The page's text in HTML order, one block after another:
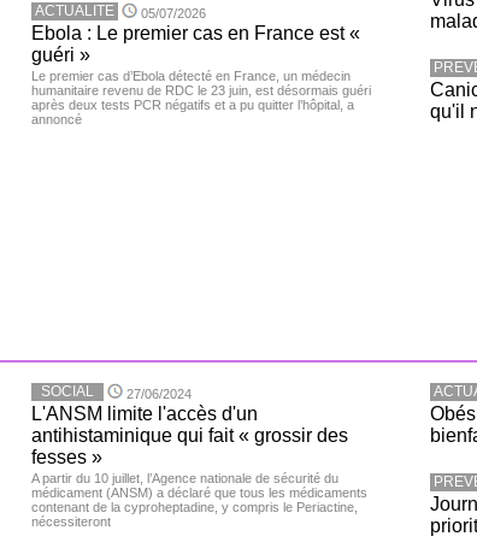
ACTUALITE 05/07/2026
Ebola : Le premier cas en France est «
guéri »
Le premier cas d’Ebola détecté en France, un médecin
humanitaire revenu de RDC le 23 juin, est désormais guéri
après deux tests PCR négatifs et a pu quitter l’hôpital, a
annoncé
qu'il
SOCIAL 27/06/2024
L'ANSM limite l'accès d'un
antihistaminique qui fait « grossir des
fesses »
A partir du 10 juillet, l’Agence nationale de sécurité du
médicament (ANSM) a déclaré que tous les médicaments
contenant de la cyproheptadine, y compris le Periactine,
nécessiteront